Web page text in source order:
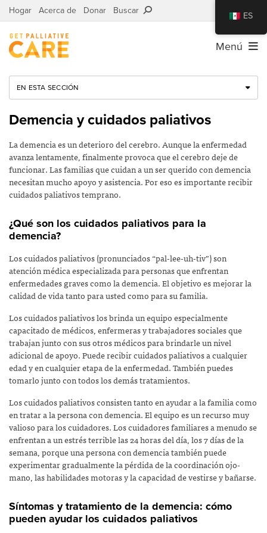
Hogar Acerca de Donar Buscar
Menú
EN ESTA SECCIÓN
Demencia y cuidados paliativos
La demencia es un deterioro del cerebro. Aunque la enfermedad
avanza lentamente, finalmente provoca que el cerebro deje de
funcionar. Las familias que cuidan a un ser querido con demencia
necesitan mucho apoyo y asistencia. Por eso es importante recibir
cuidados paliativos temprano.
¿Qué son los cuidados paliativos para la
demencia?
Los cuidados paliativos (pronunciados “pal-lee-uh-tiv”) son
atención médica especializada para personas que enfrentan
enfermedades graves como la demencia. El objetivo es mejorar la
calidad de vida tanto para usted como para su familia.
Los cuidados paliativos los brinda un equipo especialmente
capacitado de médicos, enfermeras y trabajadores sociales que
trabajan junto con sus otros médicos para brindarle un nivel
adicional de apoyo. Puede recibir cuidados paliativos a cualquier
edad y en cualquier etapa de la enfermedad. También puedes
tomarlo junto con todos los demás tratamientos.
Los cuidados paliativos consisten tanto en ayudar a la familia como
en tratar a la persona con demencia. El equipo es un recurso muy
valioso para los cuidadores. Los cuidadores familiares a menudo se
enfrentan a un estrés terrible las 24 horas del día, los 7 días de la
semana, porque una persona con demencia también puede
experimentar gradualmente la pérdida de la coordinación ojo-
mano, las habilidades motoras y la capacidad de vestirse y bañarse.
Síntomas y tratamiento de la demencia: cómo
pueden ayudar los cuidados paliativos
ES